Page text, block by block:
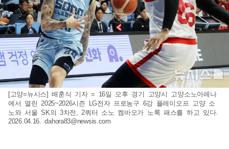
[고양=뉴시스] 배훈식 기자 = 16일 오후 경기 고양시 고양소노아레나
에서 열린 2025~2026시즌 LG전자 프로농구 6강 플레이오프 고양 소
노와 서울 SK의 3차전, 2쿼터 소노 켐바오가 노룩 패스를 하고 있다.
2026.04.16.dahora83@newsis.com